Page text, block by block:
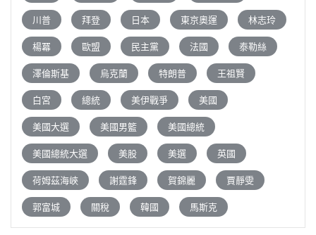
川普 拜登 日本 東京奧運 林志玲
楊冪 歐盟 民主黨 法國 泰勒絲
澤倫斯基 烏克蘭 特朗普 王祖賢
白宮 總統 美伊戰爭 美國
美國大選 美國男籃 美國總統
美國總統大選 美股 美選 英國
荷姆茲海峽 謝霆鋒 賀錦麗 賈靜雯
郭富城 關稅 韓國 馬斯克